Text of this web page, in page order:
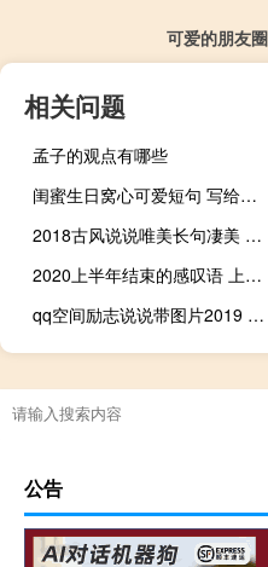
可爱的朋友
相关问题
孟子的观点有哪些
闺蜜生日窝心可爱短句 写给闺蜜的话平凡感动
2018古风说说唯美长句凄美 精选40条唯美古风说说特别经典
2020上半年结束的感叹语 上半年结束下半年开始经典说说
qq空间励志说说带图片2019 00后都爱的励志句子年轻人必备
公告